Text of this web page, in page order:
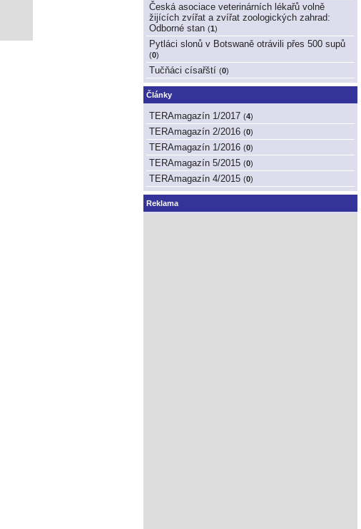
Česká asociace veterinárních lékařů volně
žijících zvířat a zvířat zoologických zahrad:
Odborné stan (1)
Pytláci slonů v Botswaně otrávili přes 500 supů
(0)
Tučňáci císařští (0)
Články
TERAmagazín 1/2017 (4)
TERAmagazín 2/2016 (0)
TERAmagazín 1/2016 (0)
TERAmagazín 5/2015 (0)
TERAmagazín 4/2015 (0)
Reklama